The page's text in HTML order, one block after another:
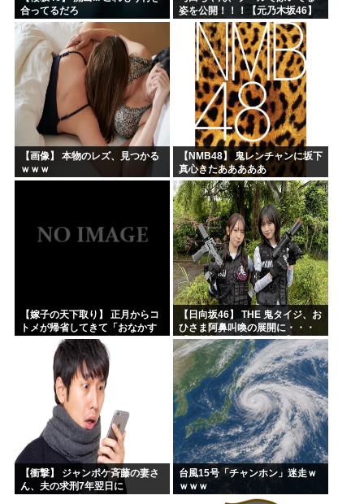
合ってるだろ
姿を公開！！！【元乃木坂46】
【画像】 本物のレズ、見つかる
ｗｗｗ
【NMB48】 鬼レンチャンに坂下
真心きたあああああ
【嫁子の天下取り】 正月からコ
トメが帰省してきて「おなかす
いたぁ～」と子供に返ってる。
旦那もウトメも何もしない。私
にしろって事だよね。でも...
【日向坂46】 THE 鬼タイジ、お
ひさま阿鼻叫喚の展開に・・・
【金村美玖・髙橋未来虹】
【衝撃】 ジャンポケ斉藤の妻さ
ん、夫の求刑7年翌日に
台風15号「チャンホン」迷走ｗ
ｗｗｗ